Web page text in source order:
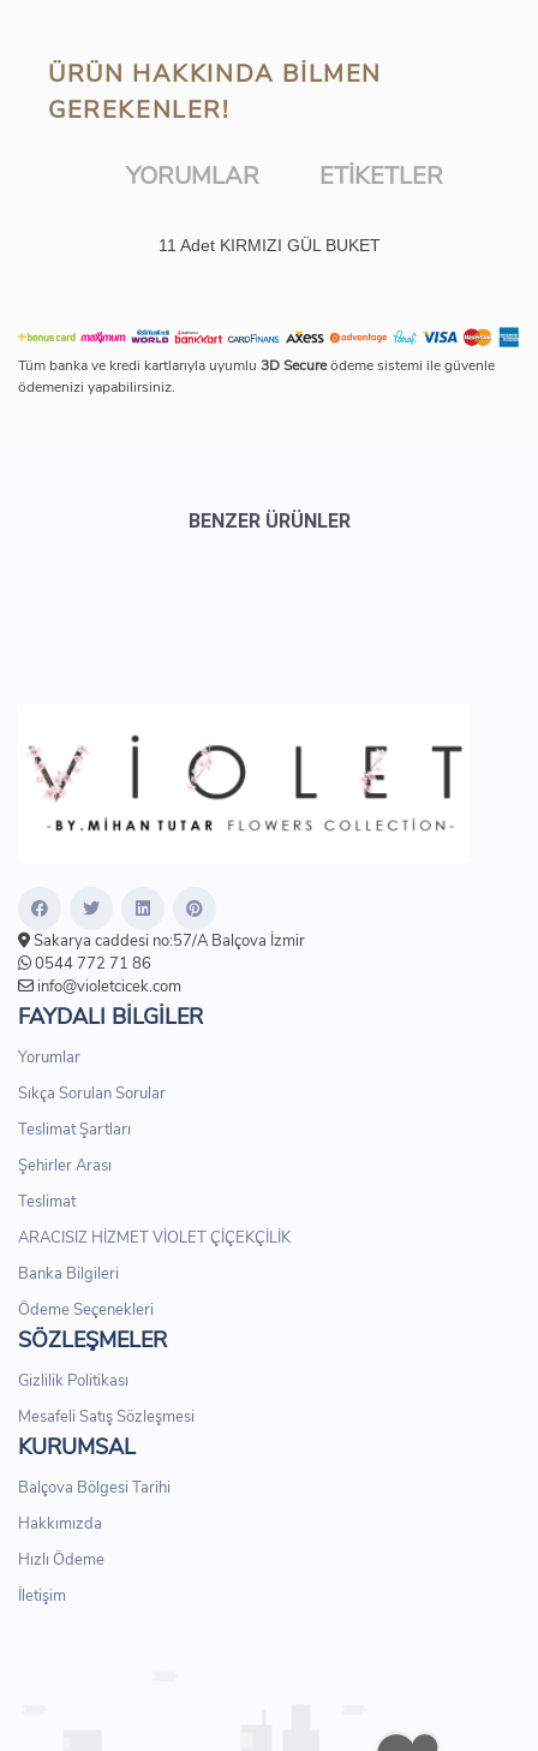
ÜRÜN HAKKINDA BILMEN
GEREKENLER!
YORUMLAR ETIKETLER
11 Adet KIRMIZI GÜL BUKET
Tüm banka ve kredi kartlarıyla uyumlu 3D Secureödeme sistemi ile güvenle
ödemenizi yapabilirsiniz.
BENZER ÜRÜNLER
Sakarya caddesi no:57/A Balçova İzmir
0544 772 71 86
info@violetcicek.com
FAYDALI BİLGİLER
Yorumlar
Sıkça Sorulan Sorular
Teslimat Şartları
Şehirler Arası
Teslimat
ARACISIZ HİZMET VİOLET ÇİÇEKÇİLİK
Banka Bilgileri
Ödeme Seçenekleri
SÖZLEŞMELER
Gizlilik Politikası
Mesafeli Satış Sözleşmesi
KURUMSAL
Balçova Bölgesi Tarihi
Hakkımızda
Hızlı Ödeme
İletişim